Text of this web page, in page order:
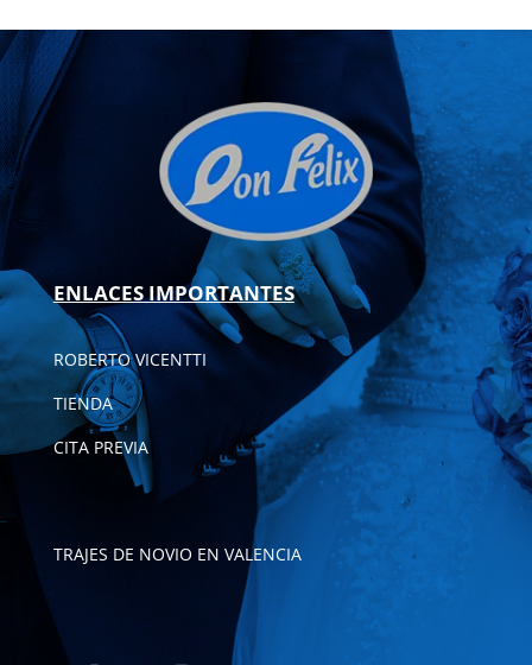
ENLACES IMPORTANTES
ROBERTO VICENTTI
TIENDA
CITA PREVIA
TRAJES DE NOVIO EN VALENCIA